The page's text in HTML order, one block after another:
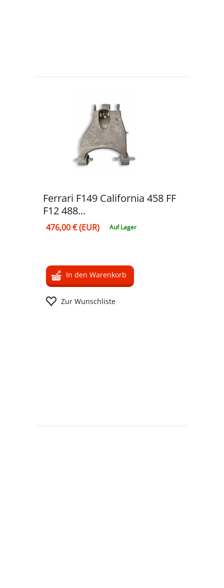
Ferrari F149 California 458 FF
F12 488...
476,00 € (EUR) Auf Lager
In den Warenkorb
Zur Wunschliste